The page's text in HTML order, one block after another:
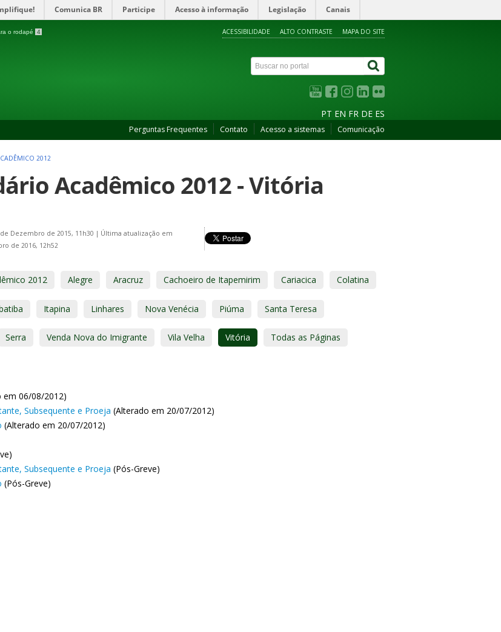
Comunica BR Participe Acesso à informação Legislação Canais
o rodapé 4 ACESSIBILIDADE ALTO CONTRASTE MAPA DO SITE
PT EN FR DE ES
Perguntas Frequentes Contato Acesso a sistemas Comunicação
2012
Acadêmico 2012 - Vitória
Dezembro de 2015, 11h30 | Última atualização em
de 2016, 12h52
2012 Alegre Aracruz Cachoeiro de Itapemirim Cariacica Colatina
Itapina Linhares Nova Venécia Piúma Santa Teresa
Serra Venda Nova do Imigrante Vila Velha Vitória Todas as Páginas
06/08/2012)
Subsequente e Proeja (Alterado em 20/07/2012)
(Alterado em 20/07/2012)
Subsequente e Proeja (Pós-Greve)
(Pós-Greve)